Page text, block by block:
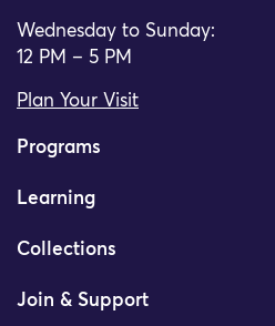
Wednesday to Sunday:
12 PM – 5 PM
Plan Your Visit
Programs
Learning
Collections
Join & Support